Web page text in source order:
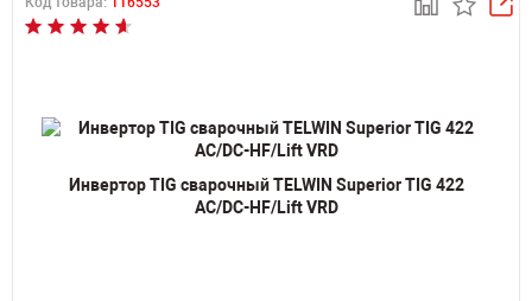
Инвертор TIG сварочный TELWIN Superior TIG 422
AC/DC-HF/Lift VRD